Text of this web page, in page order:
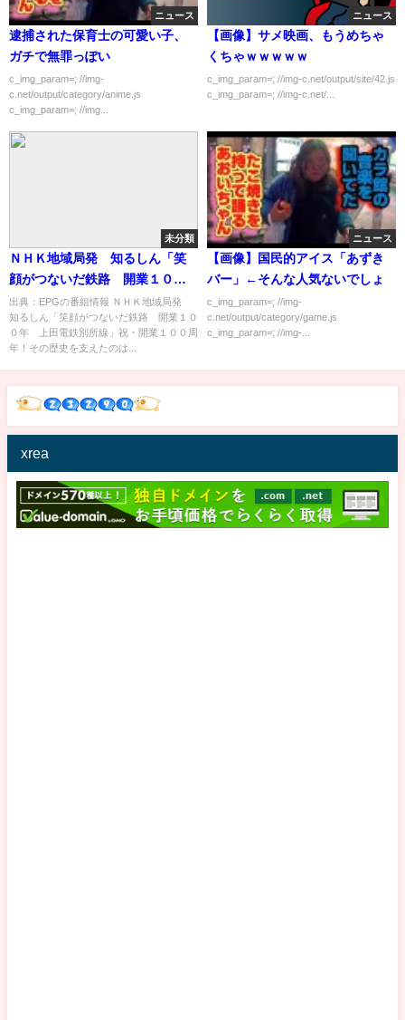
ニュース
逮捕された保育士の可愛い子、
ガチで無罪っぽい
c_img_param=; //img-
c.net/output/category/anime.js
c_img_param=; //img...
ニュース
【画像】サメ映画、もうめちゃ
くちゃｗｗｗｗｗ
c_img_param=; //img-c.net/output/site/42.js
c_img_param=; //img-c.net/...
未分類
ＮＨＫ地域局発 知るしん「笑
顔がつないだ鉄路 開業１００
年 上田電鉄別所線」[字] …の
番組内容解析まとめ
出典：EPGの番組情報 ＮＨＫ地域局発
知るしん「笑顔がつないだ鉄路 開業１０
０年 上田電鉄別所線」祝・開業１００周
年！その歴史を支えたのは...
ニュース
【画像】国民的アイス「あずき
バー」←そんな人気ないでしょ
c_img_param=; //img-
c.net/output/category/game.js
c_img_param=; //img-...
xrea